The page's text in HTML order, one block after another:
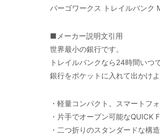
パーゴワークス トレイルバンク
■メーカー説明文引用
世界最小の銀行です。
トレイルバンクなら24時間いつ
銀行をポケットに入れて出かけよ
・軽量コンパクト。スマートフ
・片手でオープン可能なQUICK
・二つ折りのスタンダードな構